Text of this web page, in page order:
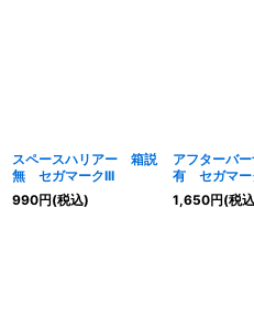
スペースハリアー 箱説
無 セガマークIII
990円(税込)
アフターバ
有 セガマ
1,650円(税